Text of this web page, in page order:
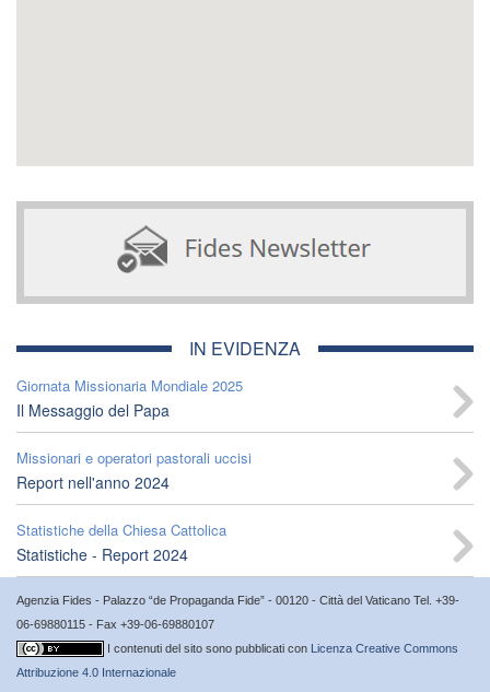
IN EVIDENZA
Giornata Missionaria Mondiale 2025
Il Messaggio del Papa
Missionari e operatori pastorali uccisi
Report nell'anno 2024
Statistiche della Chiesa Cattolica
Statistiche - Report 2024
Agenzia Fides - Palazzo “de Propaganda Fide” - 00120 - Città del Vaticano Tel. +39-
06-69880115 - Fax +39-06-69880107
I contenuti del sito sono pubblicati con Licenza Creative Commons
Attribuzione 4.0 Internazionale